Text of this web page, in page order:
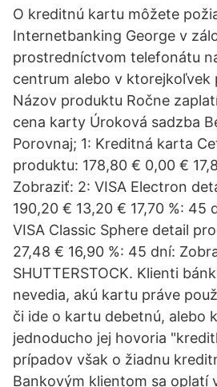
O kreditnú kartu môžete
Internetbanking George v
prostredníctvom telefonátu
centrum alebo v ktorejkoľvek
Názov produktu Ročne
cena karty Úroková sadzba
Porovnaj; 1: Kreditná karta
produktu: 178,80 € 0,00 €
Zobraziť: 2: VISA Electron
190,20 € 13,20 € 17,70 %: 45
VISA Classic Sphere detail
27,48 € 16,90 %: 45 dní:
SHUTTERSTOCK. Klienti
nevedia, akú kartu práve
či ide o kartu debetnú, alebo
jednoducho jej hovoria
prípadov však o žiadnu
Bankovým klientom sa oplatí